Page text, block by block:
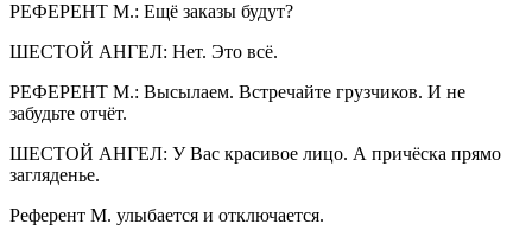
РЕФЕРЕНТ М.: Ещё заказы будут?
ШЕСТОЙ АНГЕЛ: Нет. Это всё.
РЕФЕРЕНТ М.: Высылаем. Встречайте грузчиков. И не
забудьте отчёт.
ШЕСТОЙ АНГЕЛ: У Вас красивое лицо. А причёска прямо
загляденье.
Референт М. улыбается и отключается.